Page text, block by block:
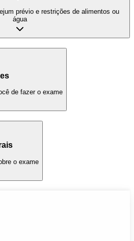
prévio e restrições de alimentos ou
água
de fazer o exame
o exame